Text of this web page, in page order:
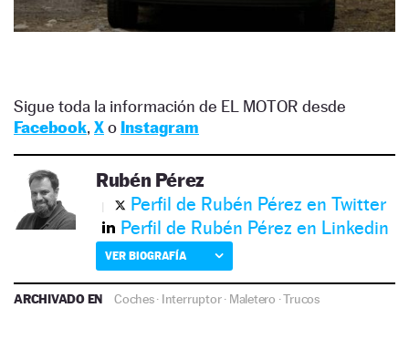
Sigue toda la información de EL MOTOR desde
Facebook, Xo Instagram
Rubén Pérez
Perfil de Rubén Pérez en Twitter
Perfil de Rubén Pérez en Linkedin
VER BIOGRAFÍA
ARCHIVADO EN Coches· Interruptor· Maletero ·Trucos